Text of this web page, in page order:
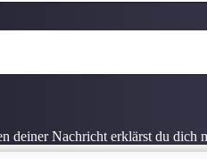
deiner Nachricht erklärst du dich